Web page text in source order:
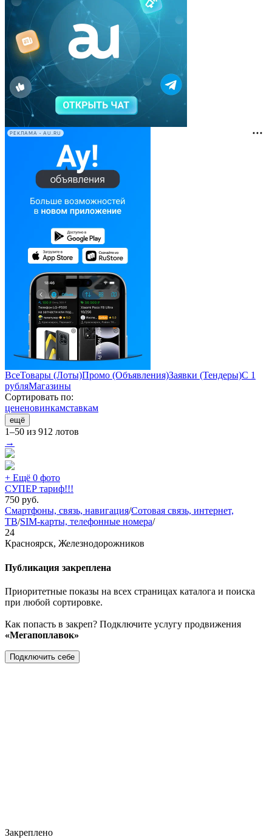
РЕКЛАМА • AU.RU
ВсеТовары (Лоты)Промо (Объявления)Заявки (Тендеры)С 1
рубляМагазины
Сортировать по:
цененовинкамставкам
ещё
1–50 из 912 лотов
→
+ Ещё 0 фото
СУПЕР тариф!!!
750 руб.
Смартфоны, связь, навигация/Сотовая связь, интернет,
ТВ/SIM-карты, телефонные номера/
24
Красноярск, Железнодорожников
Публикация закреплена
Приоритетные показы на всех страницах каталога и поиска
при любой сортировке.
Как попасть в закреп? Подключите услугу продвижения
«Мегапоплавок»
Подключить себе
Закреплено